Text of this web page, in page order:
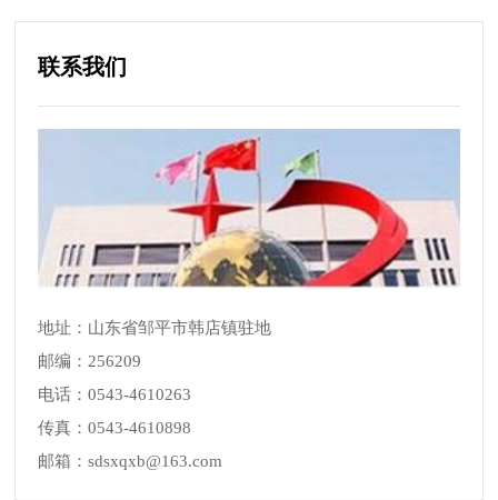
联系我们
地址：山东省邹平市韩店镇驻地
邮编：256209
电话：0543-4610263
传真：0543-4610898
邮箱：sdsxqxb@163.com